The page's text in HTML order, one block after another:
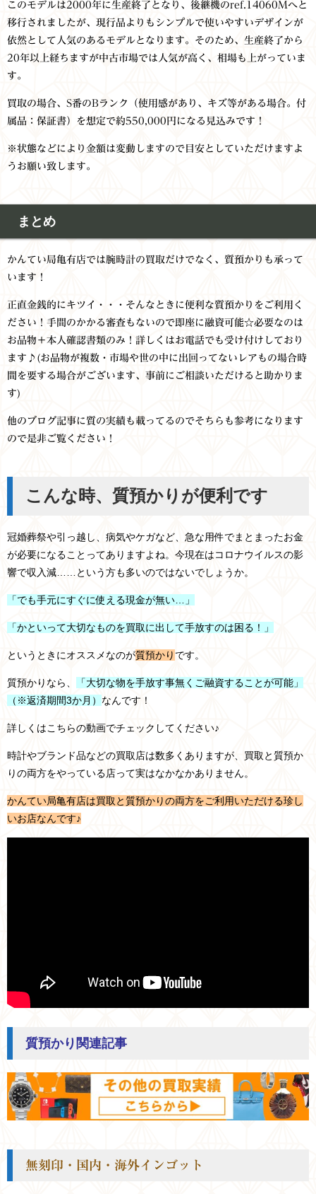
このモデルは2000年に生産終了となり、後継機のref.14060Mへと
移行されましたが、現行品よりもシンプルで使いやすいデザインが
依然として人気のあるモデルとなります。そのため、生産終了から
20年以上経ちますが中古市場では人気が高く、相場も上がっていま
す。
買取の場合、S番のBランク（使用感があり、キズ等がある場合。付
属品：保証書）を想定で約550,000円になる見込みです！
※状態などにより金額は変動しますので目安としていただけますよ
うお願い致します。
まとめ
かんてい局亀有店では腕時計の買取だけでなく、質預かりも承って
います！
正直金銭的にキツイ・・・そんなときに便利な質預かりをご利用く
ださい！手間のかかる審査もないので即座に融資可能☆必要なのは
お品物＋本人確認書類のみ！詳しくはお電話でも受け付けしており
ます♪(お品物が複数・市場や世の中に出回ってないレアもの場合時
間を要する場合がございます、事前にご相談いただけると助かりま
す)
他のブログ記事に質の実績も載ってるのでそちらも参考になります
ので是非ご覧ください！
こんな時、質預かりが便利です
冠婚葬祭や引っ越し、病気やケガなど、急な用件でまとまったお金
が必要になることってありますよね。今現在はコロナウイルスの影
響で収入減……という方も多いのではないでしょうか。
「でも手元にすぐに使える現金が無い…」
「かといって大切なものを買取に出して手放すのは困る！」
というときにオススメなのが質預かり です。
質預かりなら、
「大切な物を手放す事無くご融資することが可能」
（※返済期間3か月） なんです！
詳しくはこちらの動画でチェックしてください♪
時計やブランド品などの買取店は数多くありますが、買取と質預か
りの両方をやっている店って実はなかなかありません。
かんてい局亀有店は買取と質預かりの両方をご利用いただける珍し
いお店なんです♪
質預かり関連記事
無刻印・国内・海外インゴット